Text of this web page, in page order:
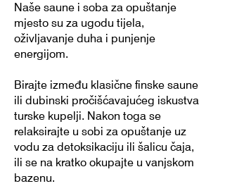
Naše saune i soba za opuštanje
mjesto su za ugodu tijela,
oživljavanje duha i punjenje
energijom.
Birajte između klasične finske saune
ili dubinski pročišćavajućeg iskustva
turske kupelji. Nakon toga se
relaksirajte u sobi za opuštanje uz
vodu za detoksikaciju ili šalicu čaja,
ili se na kratko okupajte u vanjskom
bazenu.